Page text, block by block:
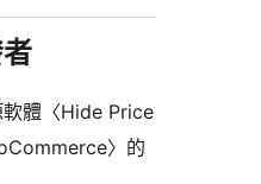
體〈Hide Price
〉的